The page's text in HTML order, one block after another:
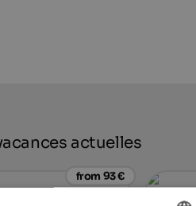
actuelles
from 93 €